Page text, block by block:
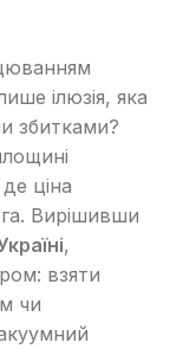
ілюзія, яка
збитками?
ціна
Вирішивши
,
взяти
чи